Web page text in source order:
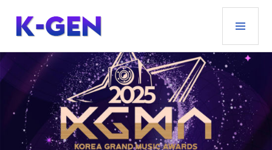
contenu
principal
K-GEN